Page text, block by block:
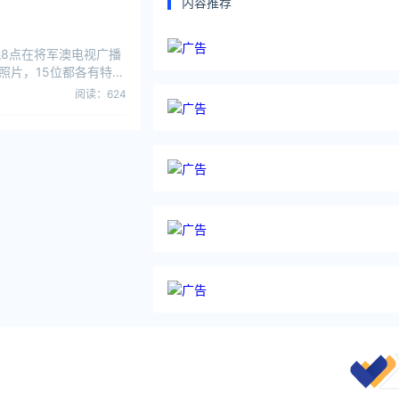
点在将军澳电视广播
片，15位都各有特
阅读：624